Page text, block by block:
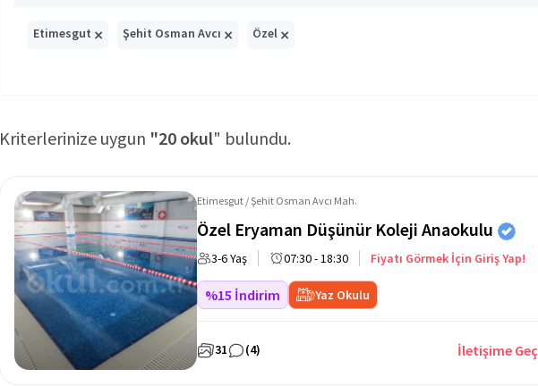
Etimesgut × Şehit Osman Avcı × Özel ×
Kriterlerinize uygun "20 okul" bulundu.
Etimesgut / Şehit Osman Avcı Mah.
Özel Eryaman Düşünür Koleji Anaokulu
3-6 Yaş 07:30 - 18:30 Fiyatı Görmek İçin Giriş Yap!
%15 İndirim Yaz Okulu
31 (4) İletişime Geç